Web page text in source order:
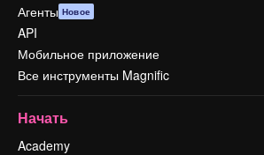
Агенты Новое
API
Мобильное приложение
Все инструменты Magnific
Начать
Academy